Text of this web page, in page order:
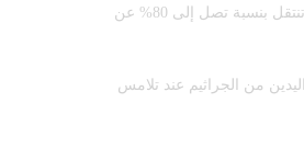
يعد وقاية اليدين من الإصابة بالجراثيم والفيروسات المختلفة من أهم الطرق لتجنب الإصابة بالأمراض والعدوى بشكل فعال، حيث تشير الدراسات إلى أن جميع أنواع العدوى تنتقل بنسبة تصل إلى 80% عن
من الجراثيم عند تلامس